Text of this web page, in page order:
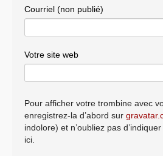
Courriel (non publié)
Votre site web
Pour afficher votre trombine avec
enregistrez-la d’abord sur
indolore) et n’oubliez pas
ici.